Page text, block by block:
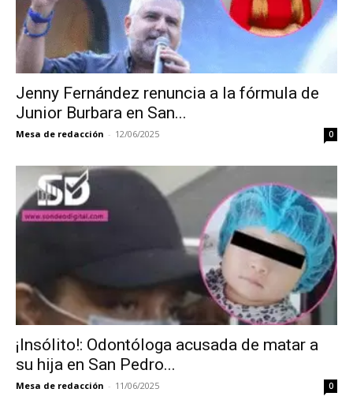
Jenny Fernández renuncia a la fórmula de
Junior Burbara en San...
Mesa de redacción - 12/06/2025 0
¡Insólito!: Odontóloga acusada de matar a
su hija en San Pedro...
Mesa de redacción - 11/06/2025 0